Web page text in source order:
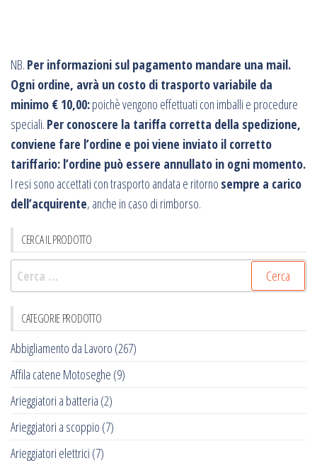
NB. Per informazioni sul pagamento mandare una mail.
Ogni ordine, avrà un costo di trasporto variabile da
minimo € 10,00:poichè vengono effettuati con imballi e procedure
speciali. Per conoscere la tariffa corretta della spedizione,
conviene fare l’ordine e poi viene inviato il corretto
tariffario: l’ordine può essere annullato in ogni momento.
I resi sono accettati con trasporto andata e ritorno sempre a carico
dell’acquirente, anche in caso di rimborso.
CERCA IL PRODOTTO
Ricerca
per:
CATEGORIE PRODOTTO
Abbigliamento da Lavoro (267)
Affila catene Motoseghe (9)
Arieggiatori a batteria (2)
Arieggiatori a scoppio (7)
Arieggiatori elettrici (7)